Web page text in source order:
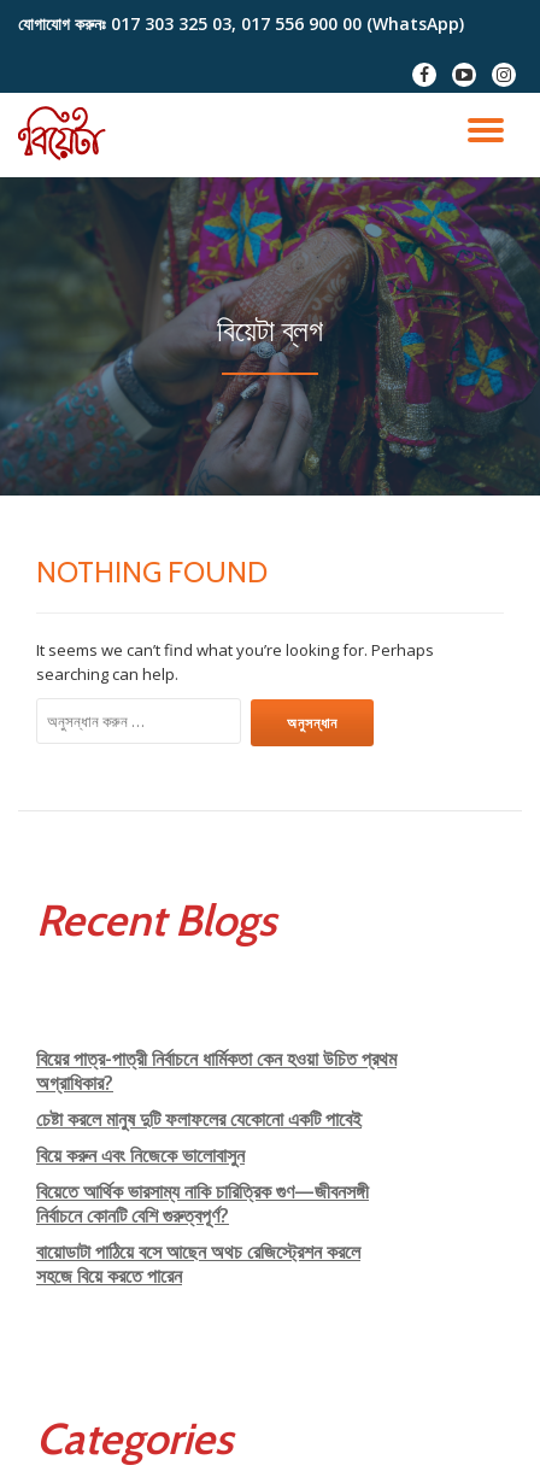
content
যোগাযোগ করুনঃ 017 303 325 03, 017 556 900 00 (WhatsApp)
fa-
facebook
fa-
youtube-
play
fa-
বিয়েটা ব্লগ
NOTHING FOUND
It seems we can’t find what you’re looking for. Perhaps
searching can help.
Recent Blogs
বিয়ের পাত্র-পাত্রী নির্বাচনে ধার্মিকতা কেন হওয়া উচিত প্রথম
অগ্রাধিকার?
চেষ্টা করলে মানুষ দুটি ফলাফলের যেকোনো একটি পাবেই
বিয়ে করুন এবং নিজেকে ভালোবাসুন
বিয়েতে আর্থিক ভারসাম্য নাকি চারিত্রিক গুণ—জীবনসঙ্গী
নির্বাচনে কোনটি বেশি গুরুত্বপূর্ণ?
বায়োডাটা পাঠিয়ে বসে আছেন অথচ রেজিস্ট্রেশন করলে
সহজে বিয়ে করতে পারেন
Categories